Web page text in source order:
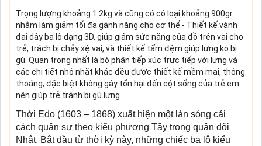
Trọng lượng khoảng 1.2kg và cũng có có loại khoảng 900gr
nhằm làm giảm tối đa gánh nặng cho cơ thể.- Thiết kế vành
đai dây ba lô dạng 3D, giúp giảm sức nặng của đồ trên vai cho
trẻ, trách bị chảy xệ vai, và thiết kế tấm đệm giúp lưng ko bị
gù. Quan trọng nhất là bộ phận tiếp xúc trực tiếp với lưng và
các chi tiết nhỏ nhặt khác đều được thiết kế mềm mại, thông
thoáng, đặc biệt không gây tổn hại đến cột sống của trẻ em
nên giúp trẻ tránh bị gù lưng
Thời Edo (1603 – 1868) xuất hiện một làn sóng cải
cách quân sự theo kiểu phương Tây trong quân đội
Nhật. Bắt đầu từ thời kỳ này, những chiếc ba lô kiểu